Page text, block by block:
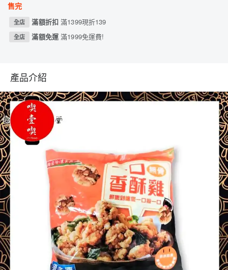
售完
全店 滿額折扣滿1399現折139
全店 滿額免運滿1999免運費!
產品介紹